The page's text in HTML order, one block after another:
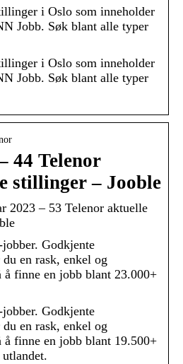
i Oslo som inneholder
Jobb. Søk blant alle typer
i Oslo som inneholder
Jobb. Søk blant alle typer
44 Telenor
stillinger – Jooble
2023 – 53 Telenor aktuelle
Godkjente
en rask, enkel og
å finne en jobb blant 23.000+
Godkjente
en rask, enkel og
å finne en jobb blant 19.500+